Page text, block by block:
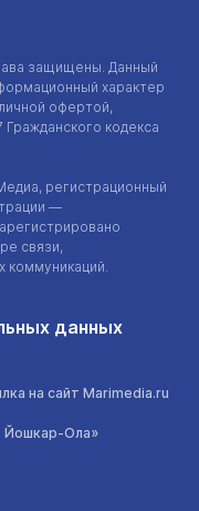
защищены. Данный
характер
офертой,
кодекса
регистрационный
—
связи,
коммуникаций.
данных
на сайт Marimedia.ru
Ола»